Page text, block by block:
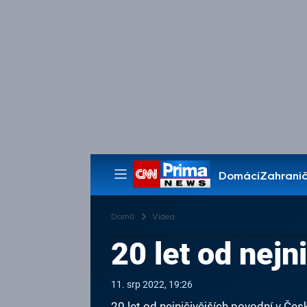
Domácí
Pořady
Domů Videa
20 let od
11. srp 2022, 19:26